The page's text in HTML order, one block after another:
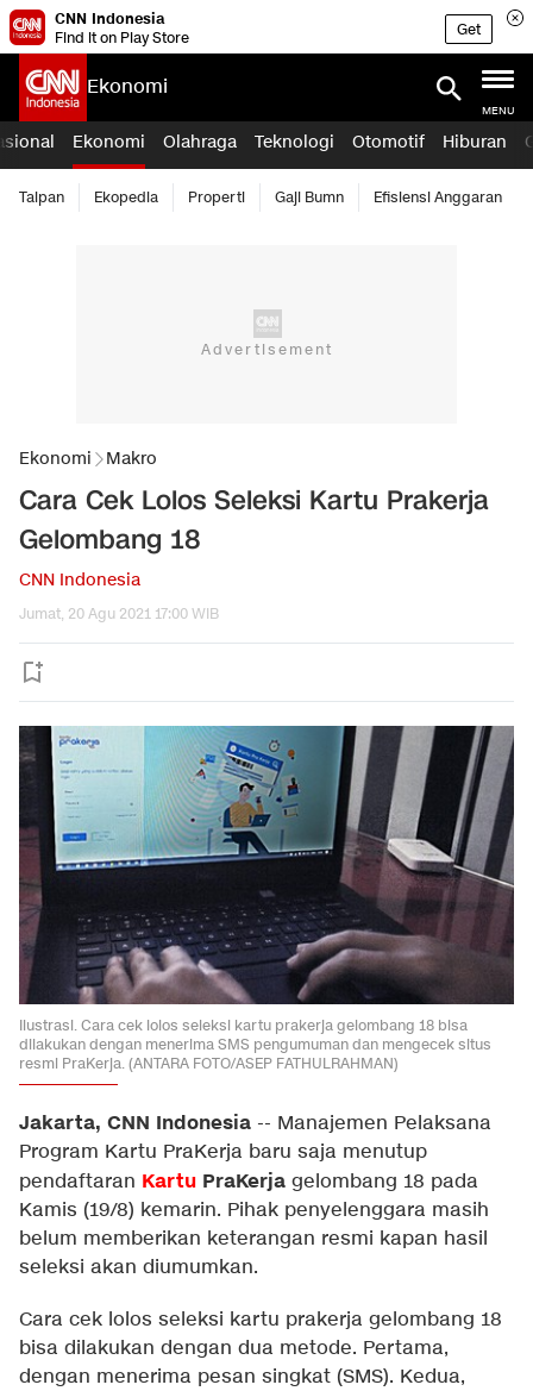
CNN Indonesia
Find it on Play Store
Get
Ekonomi
MENU
Ekonomi Olahraga Teknologi Otomotif Hiburan
Taipan Ekopedia Properti Gaji Bumn Efisiensi Anggaran
Ekonomi Makro
Cara Cek Lolos Seleksi Kartu Prakerja
Gelombang 18
CNN Indonesia
Jumat, 20 Agu 2021 17:00 WIB
Ilustrasi. Cara cek lolos seleksi kartu prakerja gelombang 18 bisa
dilakukan dengan menerima SMS pengumuman dan mengecek situs
resmi PraKerja. (ANTARA FOTO/ASEP FATHULRAHMAN)
Jakarta, CNN Indonesia -- Manajemen Pelaksana
Program Kartu PraKerja baru saja menutup
pendaftaran Kartu PraKerja gelombang 18 pada
Kamis (19/8) kemarin. Pihak penyelenggara masih
belum memberikan keterangan resmi kapan hasil
seleksi akan diumumkan.
Cara cek lolos seleksi kartu prakerja gelombang 18
bisa dilakukan dengan dua metode. Pertama,
dengan menerima pesan singkat (SMS). Kedua,